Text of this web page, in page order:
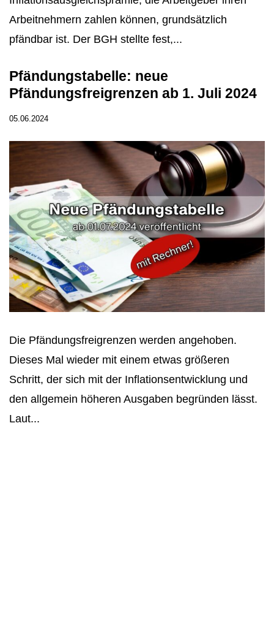
Arbeitnehmern zahlen können, grundsätzlich
pfändbar ist. Der BGH stellte fest,...
Pfändungstabelle: neue
Pfändungsfreigrenzen ab 1. Juli 2024
05.06.2024
Die Pfändungsfreigrenzen werden angehoben.
Dieses Mal wieder mit einem etwas größeren
Schritt, der sich mit der Inflationsentwicklung und
den allgemein höheren Ausgaben begründen lässt.
Laut...